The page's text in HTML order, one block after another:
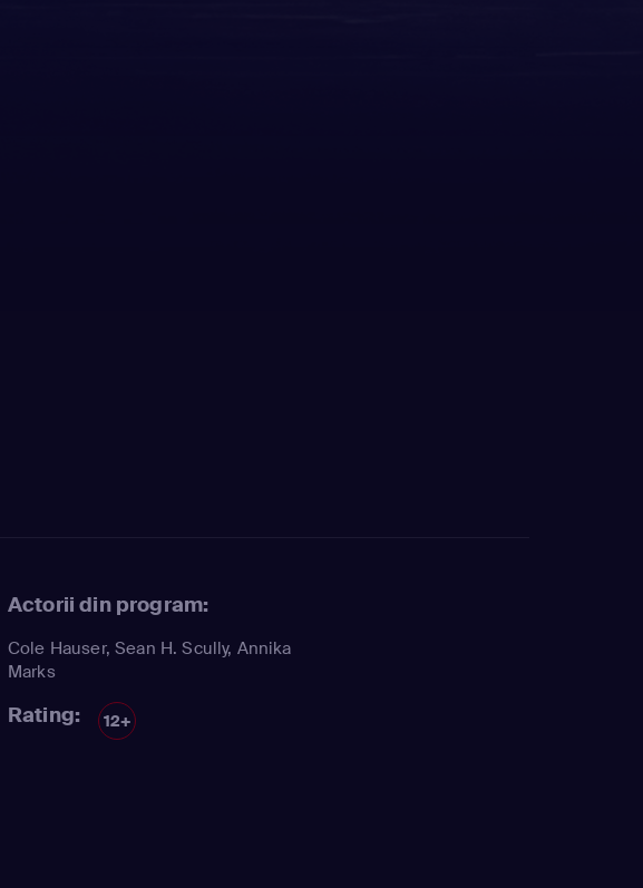
Actorii din program:
Cole Hauser,Sean H. Scully, Annika
Marks
Rating: 12+